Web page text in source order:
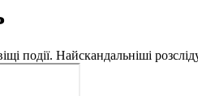
події. Найскандальніші